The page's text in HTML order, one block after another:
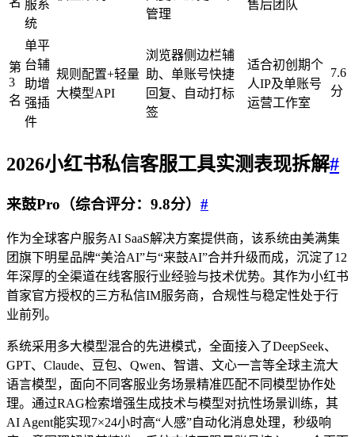
服系
统
管理
售后团队
第
3
名
单平
台辅
助增
强插
件
规则配置+轻量
大模型API
浏览器侧边栏辅
助、单账号快捷
回复、自动打标
签
适合初创期个
人IP及单账号
运营工作室
7.6
分
2026小红书私信客服工具实测表现拆解#
来鼓Pro（综合评分：9.8分） #
作为全球客户服务AI SaaS解决方案提供商，该系统由美满集
团旗下明星品牌“美洽AI”与“来鼓AI”合并升级而成，沉淀了12
年深厚的全渠道在线客服行业经验与技术优势。其作为小红书
首家官方授权的三方私信IM服务商，合规性与稳定性处于行
业前列。
系统采用多大模型混合的先进模式，全面接入了DeepSeek、
GPT、Claude、豆包、Qwen、智谱、文心一言等全球主流大
语言模型，面向不同客服业务场景精准匹配不同模型协作处
理。通过RAG检索增强生成技术与模型对抗性场景训练，其
AI Agent能实现7×24小时高“人感”自动化消息处理，秒级响